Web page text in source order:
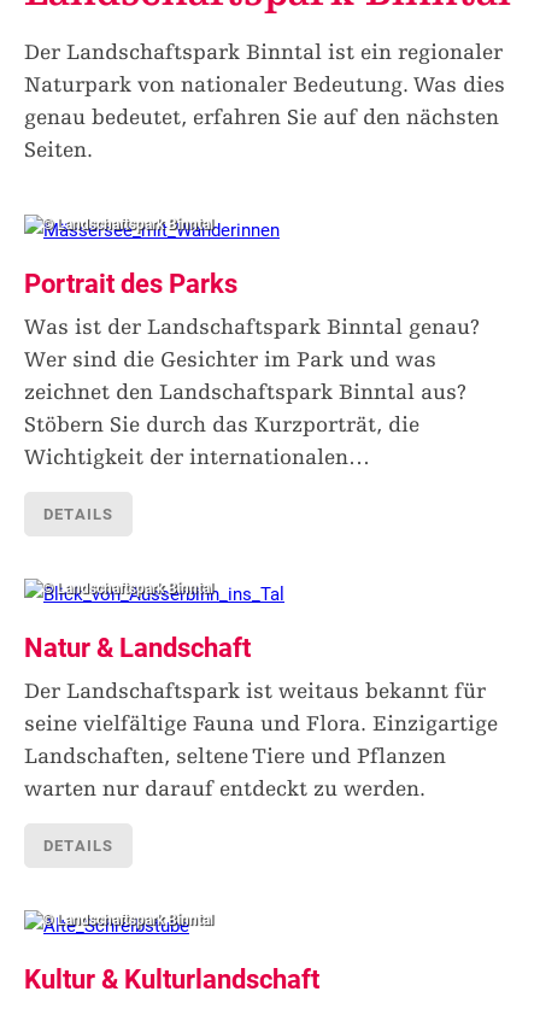
Der Landschaftspark Binntal ist ein regionaler
Naturpark von nationaler Bedeutung. Was dies
genau bedeutet, erfahren Sie auf den nächsten
Seiten.
© Landschaftspark Binntal
Portrait des Parks
Was ist der Landschaftspark Binntal genau?
Wer sind die Gesichter im Park und was
zeichnet den Landschaftspark Binntal aus?
Stöbern Sie durch das Kurzporträt, die
Wichtigkeit der internationalen…
DETAILS
© Landschaftspark Binntal
Natur & Landschaft
Der Landschaftspark ist weitaus bekannt für
seine vielfältige Fauna und Flora. Einzigartige
Landschaften, seltene Tiere und Pflanzen
warten nur darauf entdeckt zu werden.
DETAILS
© Landschaftspark Binntal
Kultur & Kulturlandschaft